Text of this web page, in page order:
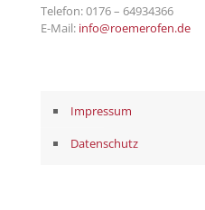
Telefon:0176 – 64934366
E-Mail: info@roemerofen.de
Impressum
Datenschutz